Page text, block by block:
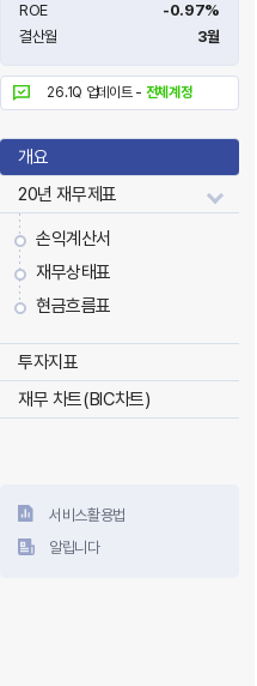
ROE
-0.97%
결산월
3월
26.1Q 업데이트 - 전체계정
개요
20년 재무제표
손익계산서
재무상태표
현금흐름표
투자지표
재무 차트(BIC차트)
서비스활용법
알립니다